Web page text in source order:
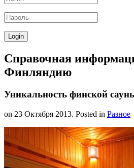
Справочная
Финляндию
Уникальность финской
on 23 Октября 2013. Posted in Разное